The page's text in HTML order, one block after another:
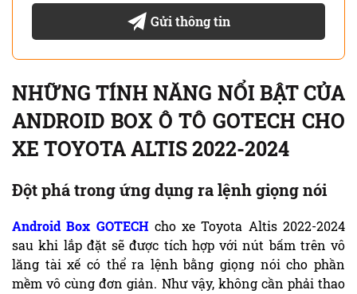
Gửi thông tin
NHỮNG TÍNH NĂNG NỔI BẬT CỦA
ANDROID BOX Ô TÔ GOTECH CHO
XE TOYOTA ALTIS 2022-2024
Đột phá trong ứng dụng ra lệnh giọng nói
Android Box GOTECH cho xe Toyota Altis 2022-2024
sau khi lắp đặt sẽ được tích hợp với nút bấm trên vô
lăng tài xế có thể ra lệnh bằng giọng nói cho phần
mềm vô cùng đơn giản. Như vậy, không cần phải thao